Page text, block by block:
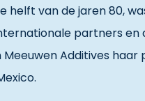
helft van de jaren 80,
partners en
Additives